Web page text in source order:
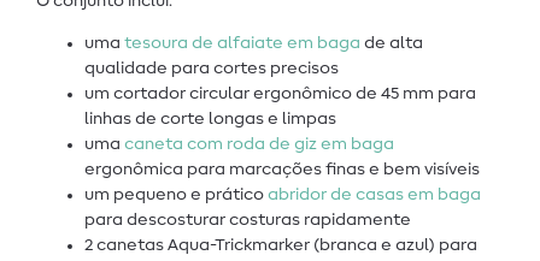
uma tesoura de alfaiate em baga de alta
qualidade para cortes precisos
um cortador circular ergonômico de 45 mm para
linhas de corte longas e limpas
uma caneta com roda de giz em baga
ergonômica para marcações finas e bem visíveis
um pequeno e prático abridor de casas em baga
para descosturar costuras rapidamente
2 canetas Aqua-Trickmarker (branca e azul) para